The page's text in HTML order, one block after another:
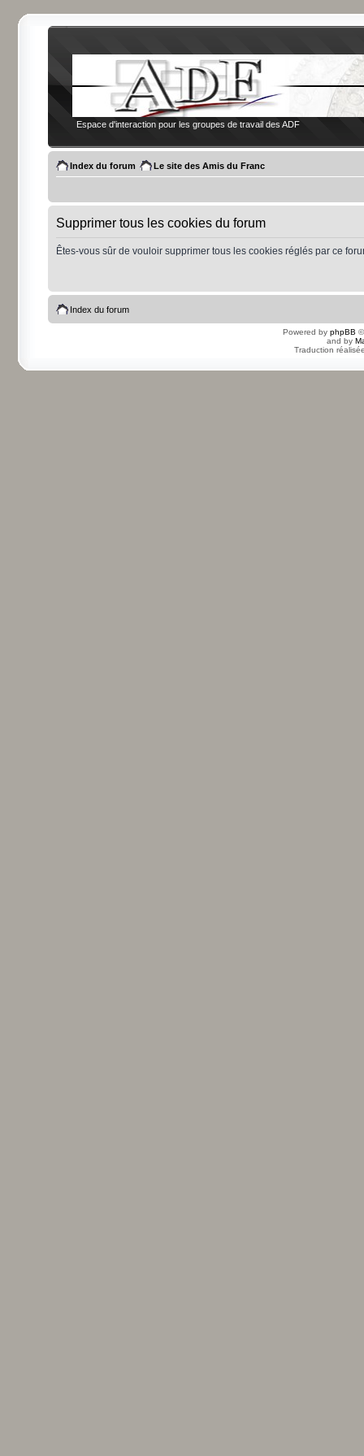
Espace d'interaction pour les groupes de travail des ADF
Index du forum Le site des Amis du Franc
Supprimer tous les cookies du forum
Êtes-vous sûr de vouloir supprimer tous les cookies réglés par ce
Index du forum
Powered by phpBB
and by
Traduction